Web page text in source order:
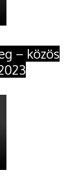
– közös